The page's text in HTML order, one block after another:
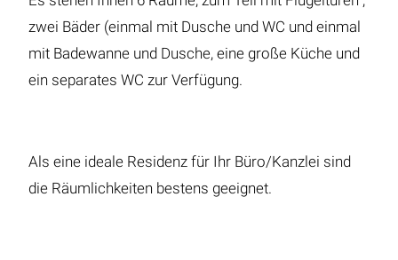
zwei Bäder (einmal mit Dusche und WC und einmal
mit Badewanne und Dusche, eine große Küche und
ein separates WC zur Verfügung.
Als eine ideale Residenz für Ihr Büro/Kanzlei sind
die Räumlichkeiten bestens geeignet.